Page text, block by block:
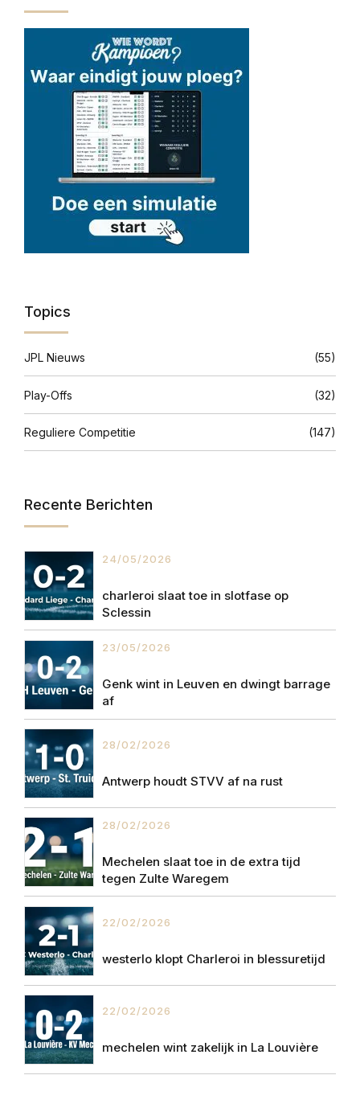
Topics
JPL Nieuws (55)
Play-Offs (32)
Reguliere Competitie (147)
Recente Berichten
24/05/2026
charleroi slaat toe in slotfase op
Sclessin
23/05/2026
Genk wint in Leuven en dwingt barrage
af
28/02/2026
Antwerp houdt STVV af na rust
28/02/2026
Mechelen slaat toe in de extra tijd
tegen Zulte Waregem
22/02/2026
westerlo klopt Charleroi in blessuretijd
22/02/2026
mechelen wint zakelijk in La Louvière